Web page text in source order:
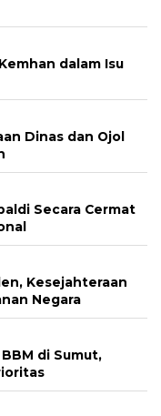
dalam Isu
Dinas dan Ojol
Secara Cermat
Kesejahteraan
Negara
di Sumut,